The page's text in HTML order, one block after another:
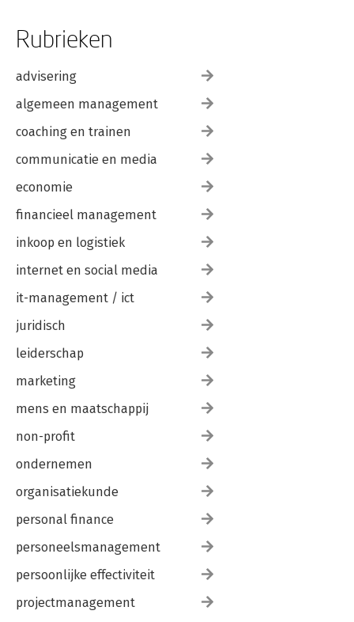
Rubrieken
advisering
algemeen management
coaching en trainen
communicatie en media
economie
financieel management
inkoop en logistiek
internet en social media
it-management / ict
juridisch
leiderschap
marketing
mens en maatschappij
non-profit
ondernemen
organisatiekunde
personal finance
personeelsmanagement
persoonlijke effectiviteit
projectmanagement